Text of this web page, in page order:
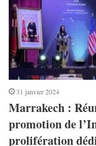
31 janvier 2024
Marrakech :
promotion de
prolifération